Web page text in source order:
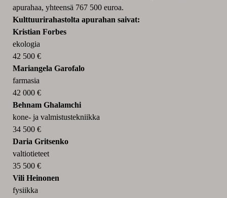
apurahaa, yhteensä 767 500 euroa.
Kulttuurirahastolta apurahan saivat:
Kristian Forbes
ekologia
42 500 €
Mariangela Garofalo
farmasia
42 000 €
Behnam Ghalamchi
kone- ja valmistustekniikka
34 500 €
Daria Gritsenko
valtiotieteet
35 500 €
Vili Heinonen
fysiikka